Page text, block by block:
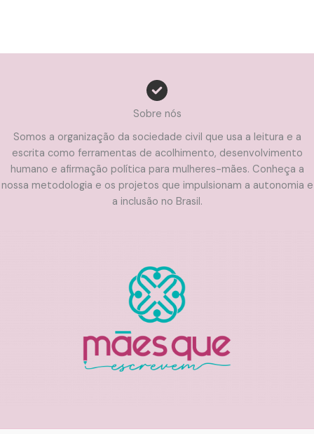
Sobre nós
Somos a organização da sociedade civil que usa a leitura e a
escrita como ferramentas de acolhimento, desenvolvimento
humano e afirmação política para mulheres-mães. Conheça a
nossa metodologia e os projetos que impulsionam a autonomia e
a inclusão no Brasil.